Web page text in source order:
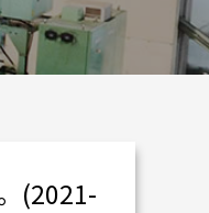
(2021-